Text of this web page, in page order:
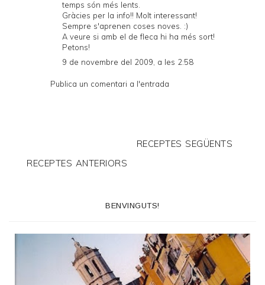
temps són més lents.
Gràcies per la info!! Molt interessant!
Sempre s'aprenen coses noves. :)
A veure si amb el de fleca hi ha més sort!
Petons!
9 de novembre del 2009, a les 2:58
Publica un comentari a l'entrada
RECEPTES SEGÜENTS
RECEPTES ANTERIORS
BENVINGUTS!